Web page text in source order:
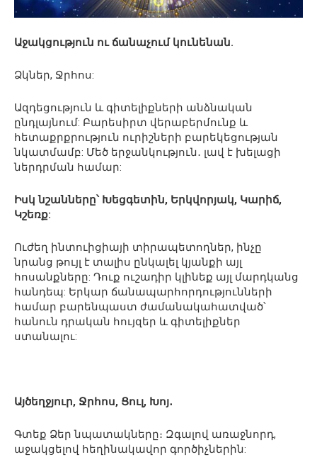
Աջակցություն ու ճանաչում կունենան.
Ձկներ, Ջրհոս:
Ազդեցություն և գիտելիքների անձնական
ընդլայնում: Բարեսիրտ վերաբերմունք և
հետաքրքրություն ուրիշների բարեկեցության
նկատմամբ: Մեծ երջանկություն․ լավ է խելացի
ներդրման համար:
Իսկ նշանները՝ Խեցգետին, Երկվորյակ, Կարիճ,
Կշեռք:
Ուժեղ ինտուիցիայի տիրապետողներ, ինչը
նրանց թույլ է տալիս ընկալել կյանքի այլ
հոսանքները: Դուք ուշադիր կլինեք այլ մարդկանց
հանդեպ: Երկար ճանապարհորդությունների
համար բարենպաստ ժամանակահատված՝
հանուն դրական հույզեր և գիտելիքներ
ստանալու:
Այծեղջյուր, Ջրհոս, Ցուլ, Խոյ․
Գտեք Ձեր նպատակները։ Զգալով առաջնորդ,
աջակցելով հեղինակավոր գործիչներին: